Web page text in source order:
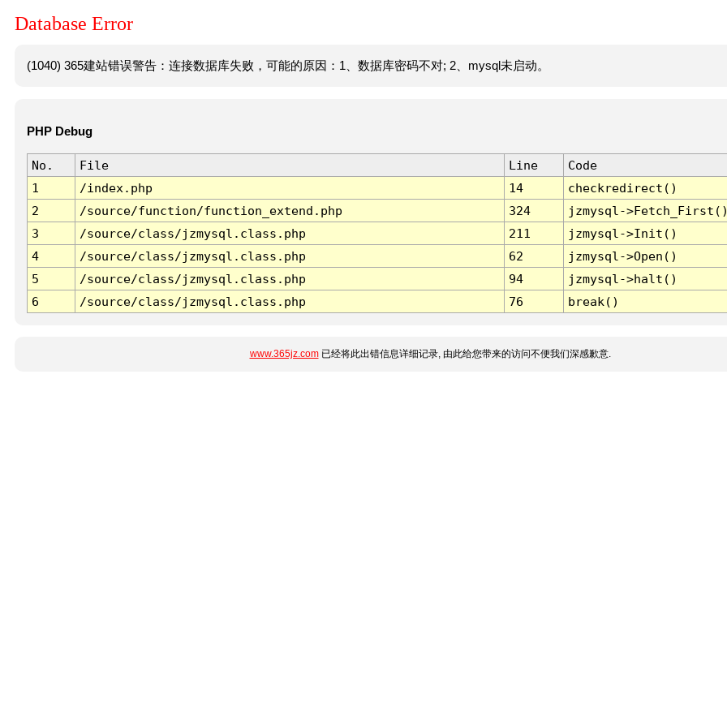
Database Error
(1040) 365建站错误警告：连接数据库失败，可能的原因：1、数据库密码不对; 2、mysql未启动。
PHP Debug
No. File Line
Code
1
/index.php 14
checkredirect()
2
/source/function/function_extend.php 324
jzmysql-
3
/source/class/jzmysql.class.php 211
jzmysql->Init()
4
/source/class/jzmysql.class.php 62
jzmysql->Open()
5
/source/class/jzmysql.class.php 94
jzmysql->halt()
6
/source/class/jzmysql.class.php 76 break()
www.365jz.com已经将此出错信息详细记录, 由此给您带来的访问不便我们深感歉意.